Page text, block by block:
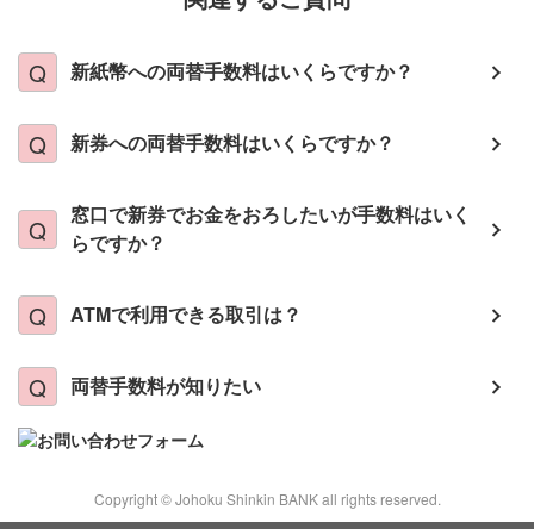
新紙幣への両替手数料はいくらですか？
新券への両替手数料はいくらですか？
窓口で新券でお金をおろしたいが手数料はいく
らですか？
ATMで利用できる取引は？
両替手数料が知りたい
Copyright © Johoku Shinkin BANK all rights reserved.